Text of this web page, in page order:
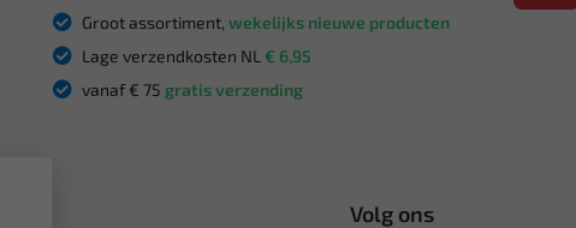
Groot assortiment, wekelijks nieuwe producten
Lage verzendkosten NL € 6,95
vanaf € 75 gratis verzending
Volg ons